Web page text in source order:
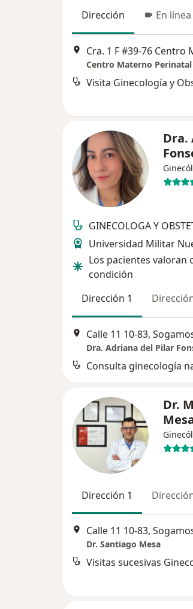
Dirección En línea
Visita Ginecología y
Dra.
GINECOLOGA Y
Universidad Militar
Los pacientes valoran
condición
Dirección 1
Calle 11 10-83,
Consulta ginecología
Dr.
Dirección 1
Calle 11 10-83,
Dr. Santiago Mesa
Visitas sucesivas